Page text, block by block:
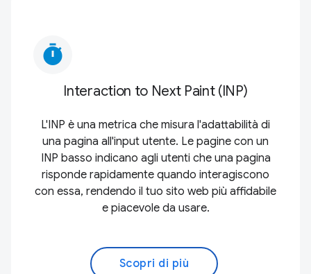
timer
Interaction to Next Paint (INP)
L'INP è una metrica che misura l'adattabilità di
una pagina all'input utente. Le pagine con un
INP basso indicano agli utenti che una pagina
risponde rapidamente quando interagiscono
con essa, rendendo il tuo sito web più affidabile
e piacevole da usare.
Scopri di più